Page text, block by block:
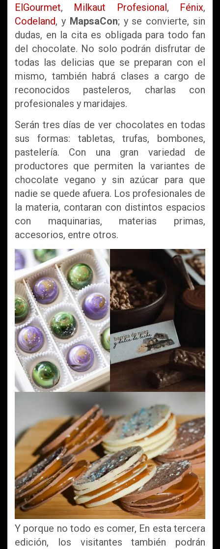
ElGourmet, Milkaut Profesional, Fénix,
Codeland, y MapsaCon; y se convierte, sin
dudas, en la cita es obligada para todo fan
del chocolate. No solo podrán disfrutar de
todas las delicias que se preparan con el
mismo, también habrá clases a cargo de
reconocidos pasteleros, charlas con
profesionales y maridajes.
Serán tres días de ver chocolates en todas
sus formas: tabletas, trufas, bombones,
pastelería. Con una gran variedad de
productores que permiten la variantes de
chocolate vegano y sin azúcar para que
nadie se quede afuera. Los profesionales de
la materia, contaran con distintos espacios
con maquinarias, materias primas,
accesorios, entre otros.
Y porque no todo es comer, En esta tercera
edición, los visitantes también podrán